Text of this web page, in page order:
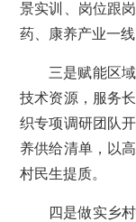
景实训、岗位跟
药、康养产业一
三是赋能区
技术资源，服务
织专项调研团队
养供给清单，以
村民生提质。
四是做实乡